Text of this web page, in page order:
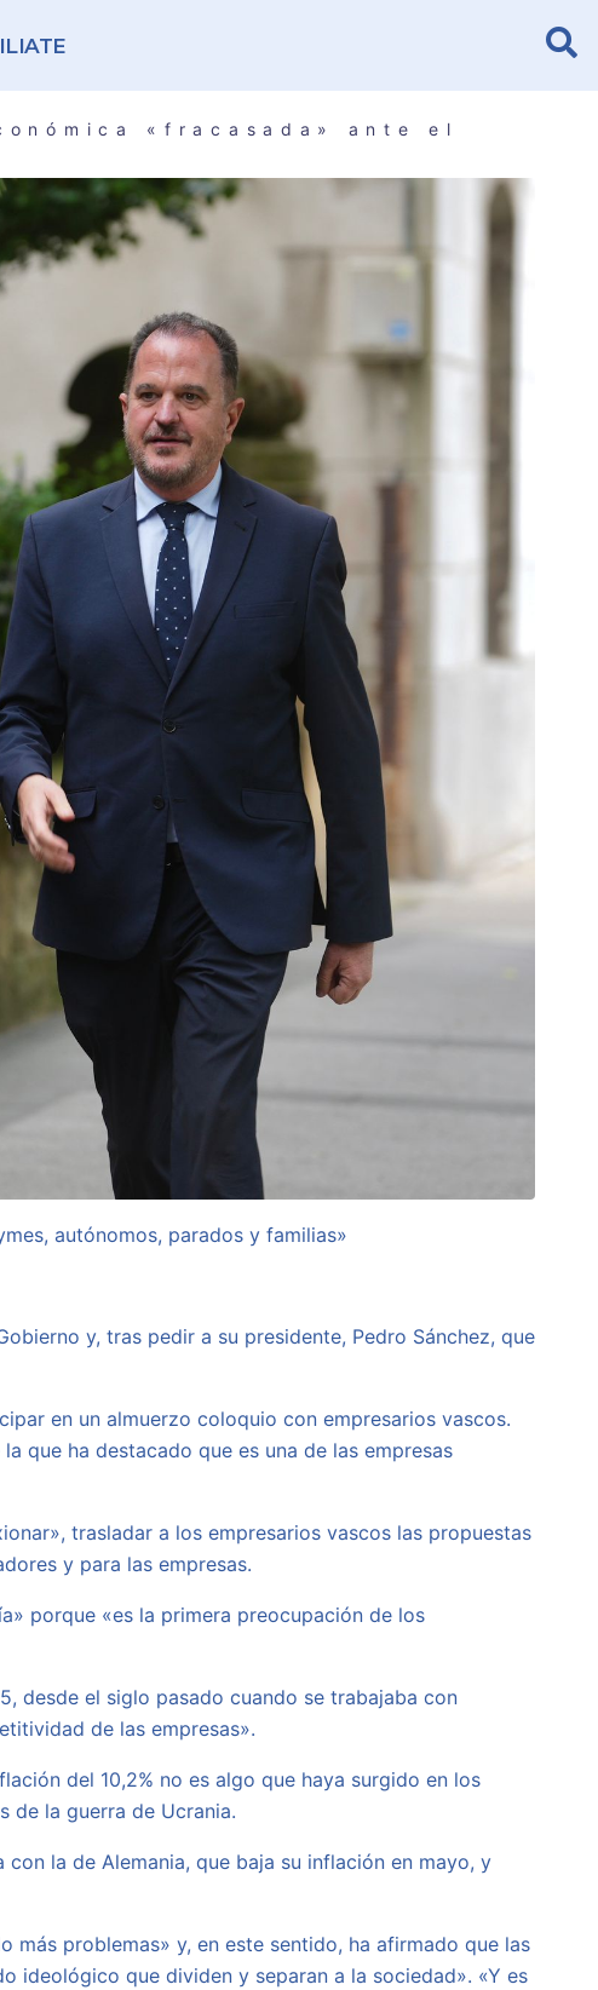
«fracasada» ante el
autónomos, parados y familias»
y, tras pedir a su presidente, Pedro Sánchez, que
en un almuerzo coloquio con empresarios vascos.
que ha destacado que es una de las empresas
trasladar a los empresarios vascos las propuestas
y para las empresas.
porque «es la primera preocupación de los
desde el siglo pasado cuando se trabajaba con
de las empresas».
del 10,2% no es algo que haya surgido en los
de la guerra de Ucrania.
la de Alemania, que baja su inflación en mayo, y
más problemas» y, en este sentido, ha afirmado que las
ideológico que dividen y separan a la sociedad». «Y es